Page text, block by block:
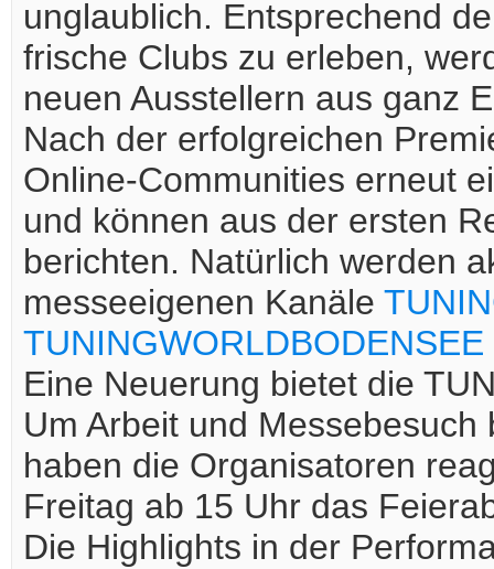
unglaublich. Entsprechend
frische Clubs zu erleben,
neuen Ausstellern aus ganz
Nach der erfolgreichen
Online-Communities erneut
und können aus der ersten
berichten. Natürlich werden
messeeigenen Kanäle
Eine Neuerung bietet die
Um Arbeit und
haben die Organisatoren
Freitag ab 15 Uhr das
Die Highlights in der